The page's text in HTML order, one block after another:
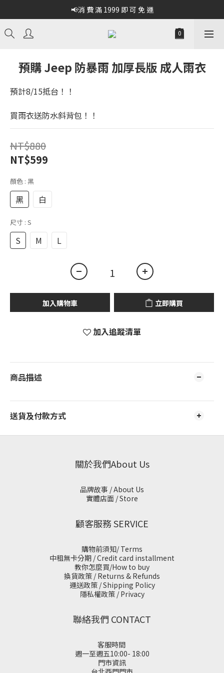
📢消 費 滿 1999 即 可 免 運
預購 Jeep 防暴雨 加厚長版 成人雨衣
預計8/15抵台！！
買雨衣送防水斜背包！！
NT$880
NT$599
顏色 : 黑
黑 白
尺寸 : S
S M L
加入購物車 立即購買
加入追蹤清單
商品描述
送貨及付款方式
關於我們About Us
品牌故事 / About Us
實體店面 / Store
顧客服務 SERVICE
購物前須知/ Terms
中租無卡分期 / Credit card installment
教你怎麼買/How to buy
換貨政策 / Returns & Refunds
運送政策 / Shipping Policy
隱私權政策 / Privacy
聯絡我們 CONTACT
客服時間
週一至週五10:00- 18:00
門市資訊